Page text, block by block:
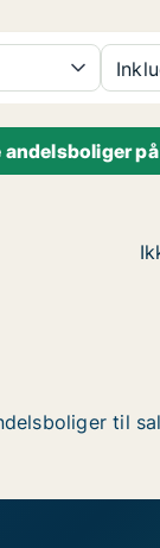
andelsboliger
til